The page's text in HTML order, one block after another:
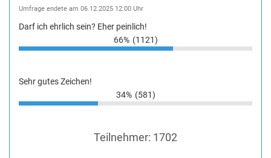
Umfrage endete am 06.12.2025 12:00 Uhr
Darf ich ehrlich sein? Eher peinlich!
66% (1121)
Sehr gutes Zeichen!
34% (581)
Teilnehmer: 1702